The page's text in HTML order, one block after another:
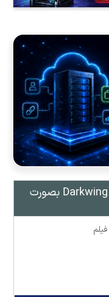
دانلود انیمیشن سریالی Darkwing Duck بصورت